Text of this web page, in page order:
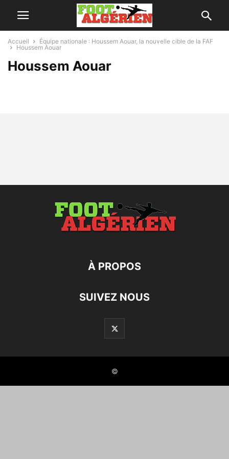
Accueil
Équipe nationale : Houssem Aouar, la nouvelle cible de la FAF
Houssem Aouar
Houssem Aouar
À PROPOS
SUIVEZ NOUS
©